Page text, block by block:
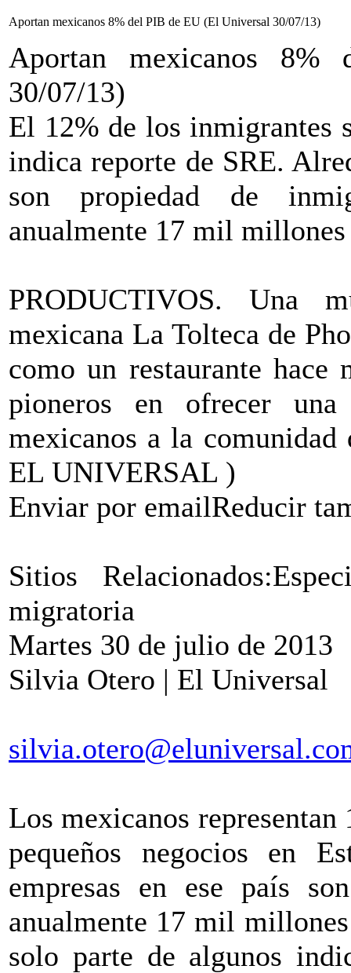
Aportan mexicanos 8% del PIB de EU (El Universal 30/07/13)
Aportan mexicanos
30/07/13)
El 12% de los inmigrantes
indica reporte de SRE.
son propiedad de
anualmente 17 mil
PRODUCTIVOS. Una
mexicana La Tolteca de
como un restaurante
pioneros en ofrecer
mexicanos a la
EL UNIVERSAL )
Enviar por emailReducir
Sitios
migratoria
Martes 30 de julio de 2013
Silvia Otero | El Universal
Los mexicanos
pequeños negocios en
empresas en ese país
anualmente 17 mil
solo parte de algunos